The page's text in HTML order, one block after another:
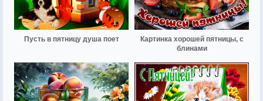
Пусть в пятницу душа поет
Картинка хорошей пятницы, с
блинами